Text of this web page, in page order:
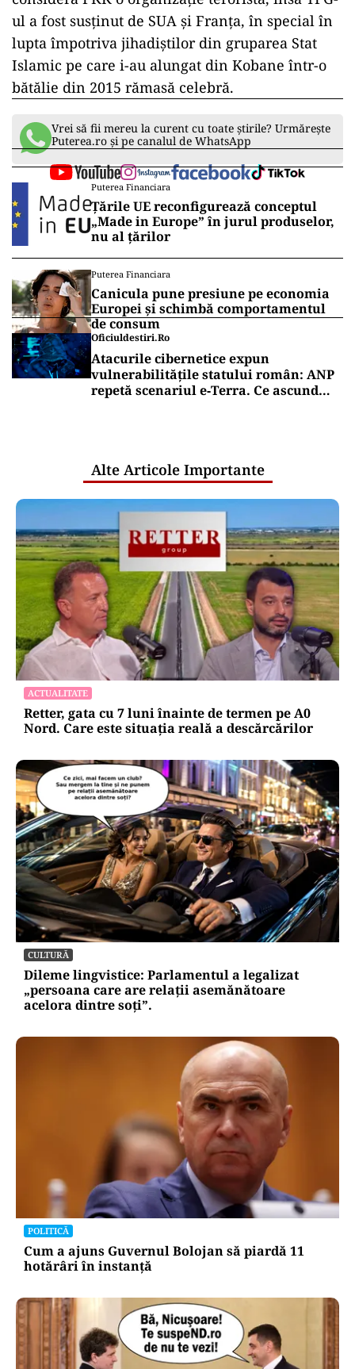
ul a fost susţinut de SUA şi Franța, în special în
lupta împotriva jihadiştilor din gruparea Stat
Islamic pe care i-au alungat din Kobane într-o
bătălie din 2015 rămasă celebră.
Vrei să fii mereu la curent cu toate știrile? Urmărește
Puterea.ro și pe canalul de WhatsApp
Puterea Financiara
Țările UE reconfigurează conceptul
„Made in Europe” în jurul produselor,
nu al țărilor
Puterea Financiara
Canicula pune presiune pe economia
Europei și schimbă comportamentul
de consum
Oficiuldestiri.ro
Atacurile cibernetice expun
vulnerabilitățile statului român: ANP
repetă scenariul e‑Terra. Ce ascund
Alte Articole Importante
ACTUALITATE
Retter, gata cu 7 luni înainte de termen pe A0
Nord. Care este situația reală a descărcărilor
CULTURĂ
Dileme lingvistice: Parlamentul a legalizat
„persoana care are relații asemănătoare
acelora dintre soți”.
POLITICĂ
Cum a ajuns Guvernul Bolojan să piardă 11
hotărâri în instanță